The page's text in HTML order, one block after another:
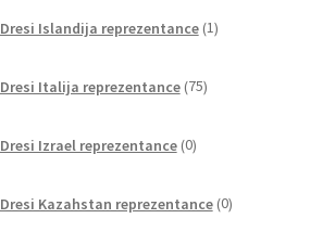
Dresi Islandija reprezentance 1izdelek
Dresi Italija reprezentance 75izdelkov
Dresi Izrael reprezentance 0izdelkov
Dresi Kazahstan reprezentance 0izdelkov